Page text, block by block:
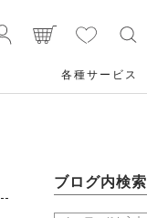
各種サービス
ブログ内検索